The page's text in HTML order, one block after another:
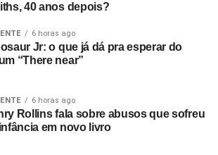
40 anos depois?
6 horas ago
Jr: o que já dá pra esperar do
“There near”
6 horas ago
Rollins fala sobre abusos que sofreu
em novo livro